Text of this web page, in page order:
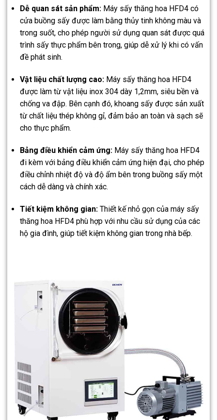
Dễ quan sát sản phẩm:Máy sấy thăng hoa HFD4 có
cửa buồng sấy được làm bằng thủy tinh không màu và
trong suốt, cho phép người sử dụng quan sát được quá
trình sấy thực phẩm bên trong, giúp dễ xử lý khi có vấn
đề phát sinh.
Vật liệu chất lượng cao:Máy sấy thăng hoa HFD4
được làm từ vật liệu inox 304 dày 1,2mm, siêu bền và
chống va đập. Bên cạnh đó, khoang sấy được sản xuất
từ chất liệu thép không gỉ, đảm bảo an toàn và sạch sẽ
cho thực phẩm.
Bảng điều khiển cảm ứng:Máy sấy thăng hoa HFD4
đi kèm với bảng điều khiển cảm ứng hiện đại, cho phép
điều chỉnh nhiệt độ và độ ẩm bên trong buồng sấy một
cách dễ dàng và chính xác.
Tiết kiệm không gian:Thiết kế nhỏ gọn của máy sấy
thăng hoa HFD4 phù hợp với nhu cầu sử dụng của các
hộ gia đình, giúp tiết kiệm không gian trong nhà bếp.